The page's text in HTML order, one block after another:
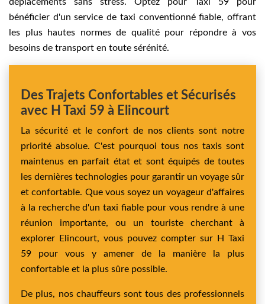
bénéficier d'un service de taxi conventionné fiable, offrant
les plus hautes normes de qualité pour répondre à vos
besoins de transport en toute sérénité.
Des Trajets Confortables et Sécurisés
avec H Taxi 59 à Elincourt
La sécurité et le confort de nos clients sont notre
priorité absolue. C'est pourquoi tous nos taxis sont
maintenus en parfait état et sont équipés de toutes
les dernières technologies pour garantir un voyage sûr
et confortable. Que vous soyez un voyageur d'affaires
à la recherche d'un taxi fiable pour vous rendre à une
réunion importante, ou un touriste cherchant à
explorer Elincourt, vous pouvez compter sur H Taxi
59 pour vous y amener de la manière la plus
confortable et la plus sûre possible.
De plus, nos chauffeurs sont tous des professionnels